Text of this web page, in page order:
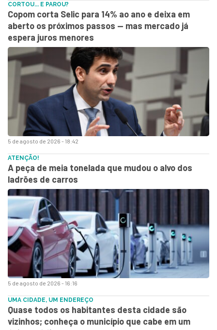
5 de agosto de 2026 - 18:42
CORTOU... E PAROU?
Copom corta Selic para 14% ao ano e deixa em
aberto os próximos passos — mas mercado já
espera juros menores
5 de agosto de 2026 - 16:16
ATENÇÃO!
A peça de meia tonelada que mudou o alvo dos
ladrões de carros
UMA CIDADE, UM ENDEREÇO
Quase todos os habitantes desta cidade são
vizinhos; conheça o município que cabe em um